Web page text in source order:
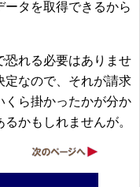
タを取得できるから
れる必要はありませ
定なので、それが請求
くら掛かったかが分か
かもしれませんが。